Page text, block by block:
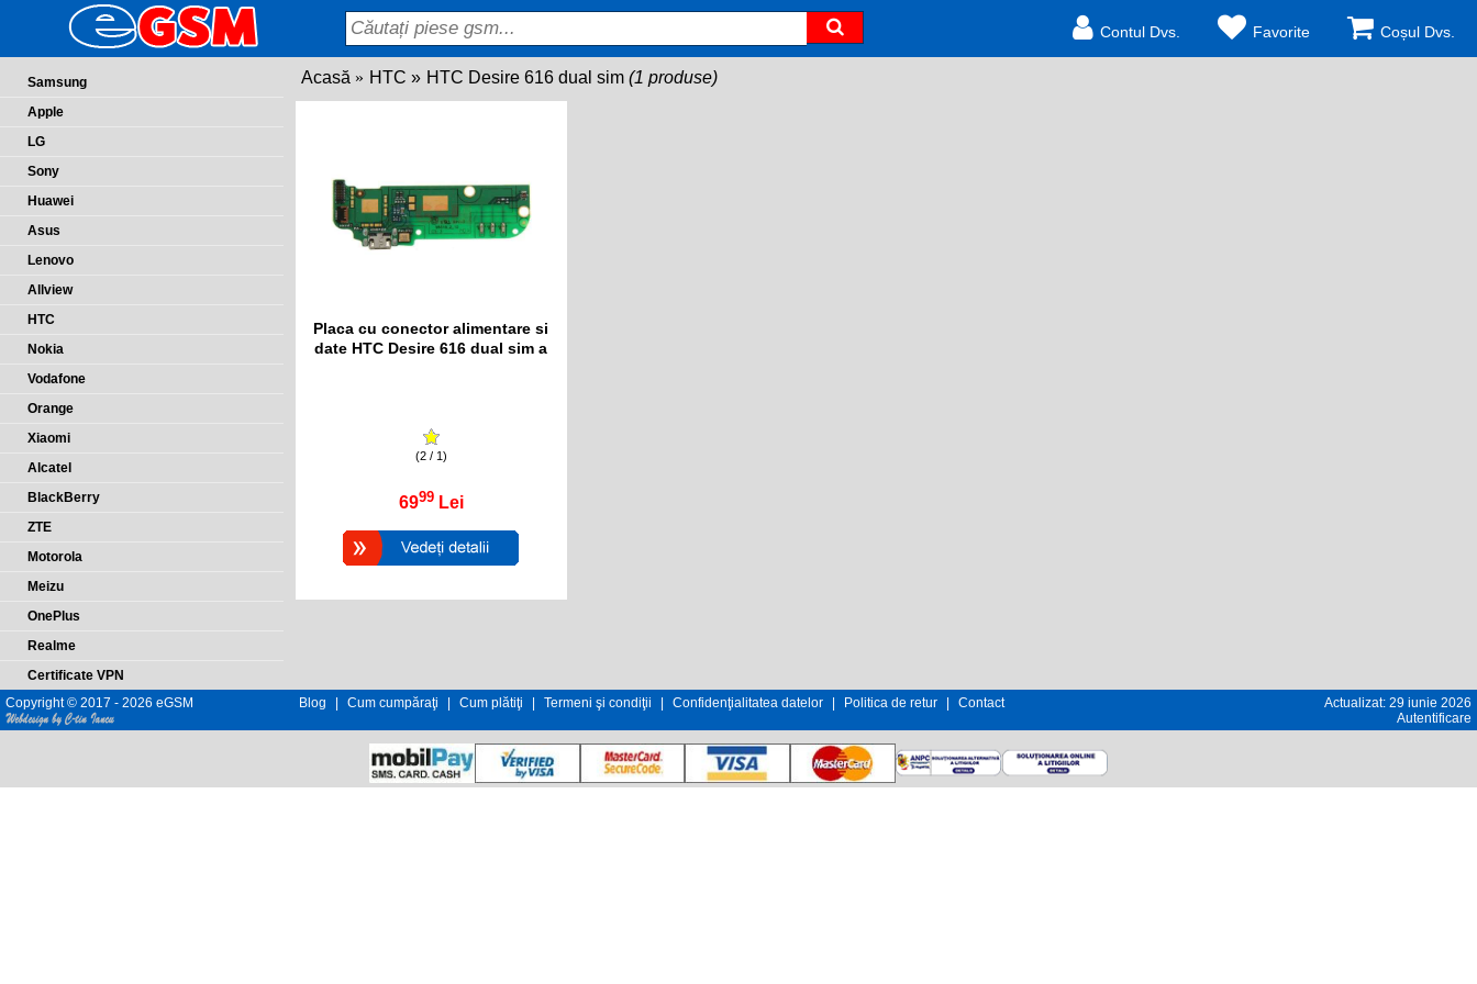
Contul Dvs. Favorite Coșul Dvs.
Samsung
Apple
LG
Sony
Huawei
Asus
Lenovo
Allview
HTC
Nokia
Vodafone
Orange
Xiaomi
Alcatel
BlackBerry
ZTE
Motorola
Meizu
OnePlus
Realme
Certificate VPN
Acasă HTC HTC Desire 616 dual sim (1 produse)
Placa cu conector alimentare si
date HTC Desire 616 dual sim a
(2 / 1)
6999 Lei
Copyright © 2017 - 2026 eGSM Blog Cum cumpăraţi Cum plătiţi Termeni şi condiţii Confidenţialitatea datelor Politica de retur Contact
Actualizat: 29 iunie 2026
Autentificare